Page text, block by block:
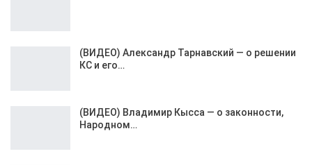
(ВИДЕО) Александр Тарнавский — о решении
КС и его…
(ВИДЕО) Владимир Кысса — о законности,
Народном…